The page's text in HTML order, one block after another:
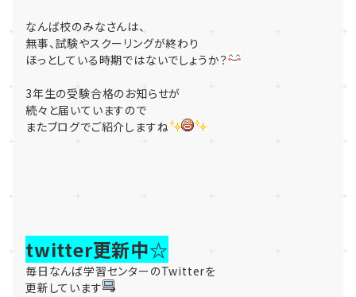
なんば校のみなさんは、
無事、試験やスクーリングが終わり
ほっとしている時期ではないでしょうか？
3年生の受験合格のお知らせが
続々と届いていますので
またブログでご紹介しますね
twitter更新中☆
毎日なんば学習センターのTwitterを
更新しています